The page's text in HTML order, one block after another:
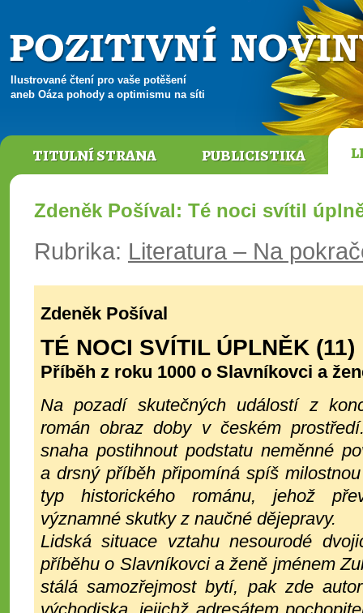
Ilustrované čtení pro vaše potěšení
aneb Oáza pohody a optimismu na síti
TITULNÍ STRANA PUBLICISTIKA
Zdeněk Pošíval: Té noci svítil
Rubrika: Literatura – Na
Zdeněk Pošíval
TÉ NOCI SVÍTIL ÚPLNĚK (11)
Příběh z roku 1000 o Slavníkovci a
Na pozadí skutečných událostí z
román obraz doby v českém
snaha postihnout podstatu neměnné
a drsný příběh připomíná spíš
typ historického románu, jehož
významné skutky z naučné dějepravy.
Lidská situace vztahu nesourodé
příběhu o Slavníkovci a ženě jménem
stálá samozřejmost bytí, pak zde